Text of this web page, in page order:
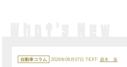
テ
ゴ
自動車コラム 2026年08月07日 TEXT: 廣本 泉